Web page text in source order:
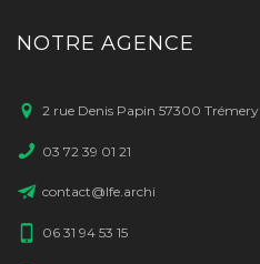
NOTRE AGENCE
2 rue Denis Papin 57300 Trémery
03 72 39 01 21
contact@lfe.archi
06 31 94 53 15